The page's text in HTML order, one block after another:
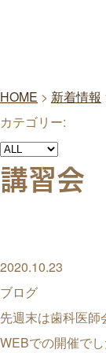
HOME > 新着情報
カテゴリー:
講習会
2020.10.23
ブログ
先週末は歯科医師
WEBでの開催で